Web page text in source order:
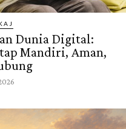
Dunia Digital:
Mandiri, Aman,